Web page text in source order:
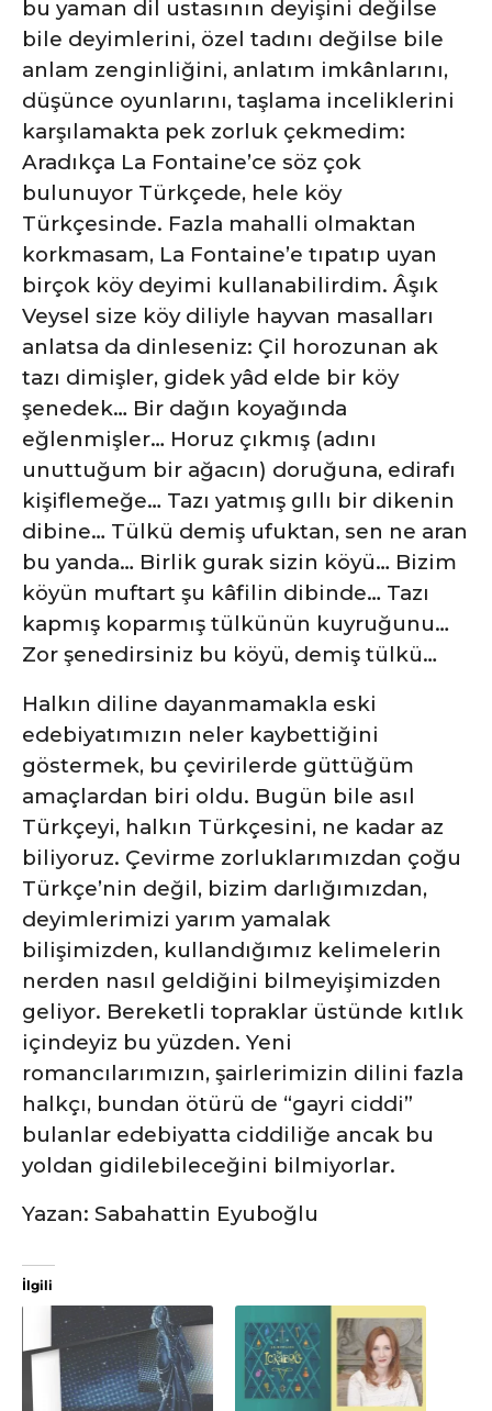
bu yaman dil ustasının deyişini değilse
bile deyimlerini, özel tadını değilse bile
anlam zenginliğini, anlatım imkânlarını,
düşünce oyunlarını, taşlama inceliklerini
karşılamakta pek zorluk çekmedim:
Aradıkça La Fontaine’ce söz çok
bulunuyor Türkçede, hele köy
Türkçesinde. Fazla mahalli olmaktan
korkmasam, La Fontaine’e tıpatıp uyan
birçok köy deyimi kullanabilirdim. Âşık
Veysel size köy diliyle hayvan masalları
anlatsa da dinleseniz: Çil horozunan ak
tazı dimişler, gidek yâd elde bir köy
şenedek… Bir dağın koyağında
eğlenmişler… Horuz çıkmış (adını
unuttuğum bir ağacın) doruğuna, edirafı
kişiflemeğe… Tazı yatmış gıllı bir dikenin
dibine… Tülkü demiş ufuktan, sen ne aran
bu yanda… Birlik gurak sizin köyü… Bizim
köyün muftart şu kâfilin dibinde… Tazı
kapmış koparmış tülkünün kuyruğunu…
Zor şenedirsiniz bu köyü, demiş tülkü…
Halkın diline dayanmamakla eski
edebiyatımızın neler kaybettiğini
göstermek, bu çevirilerde güttüğüm
amaçlardan biri oldu. Bugün bile asıl
Türkçeyi, halkın Türkçesini, ne kadar az
biliyoruz. Çevirme zorluklarımızdan çoğu
Türkçe’nin değil, bizim darlığımızdan,
deyimlerimizi yarım yamalak
bilişimizden, kullandığımız kelimelerin
nerden nasıl geldiğini bilmeyişimizden
geliyor. Bereketli topraklar üstünde kıtlık
içindeyiz bu yüzden. Yeni
romancılarımızın, şairlerimizin dilini fazla
halkçı, bundan ötürü de “gayri ciddi”
bulanlar edebiyatta ciddiliğe ancak bu
yoldan gidilebileceğini bilmiyorlar.
Yazan: Sabahattin Eyuboğlu
İlgili